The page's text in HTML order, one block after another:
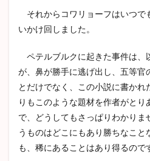
それからコワリョーフはいつで
いかけ回しました。
ペテルブルクに起きた事件は、
が、鼻が勝手に逃げ出し、五等官
とだけでなく、この小説に書かれ
りもこのような題材を作者がと
で、どうしてもさっぱりわかり
うものはどこにもあり勝ちなこ
も、稀にあることはあり得るので